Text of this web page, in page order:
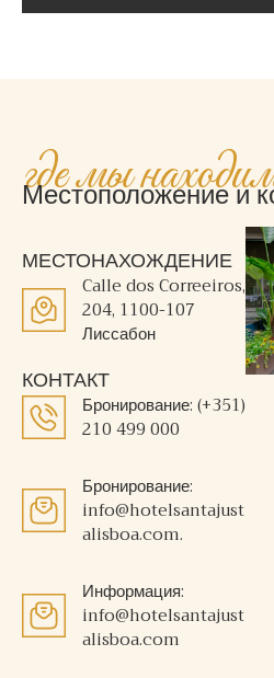
где мы
Местоположение и
МЕСТОНАХОЖДЕНИЕ
Calle dos Correeiros,
204, 1100-107
Лиссабон
КОНТАКТ
Бронирование: (+351)
210 499 000
Бронирование:
info@hotelsantajust
alisboa.com.
Информация:
info@hotelsantajust
alisboa.com